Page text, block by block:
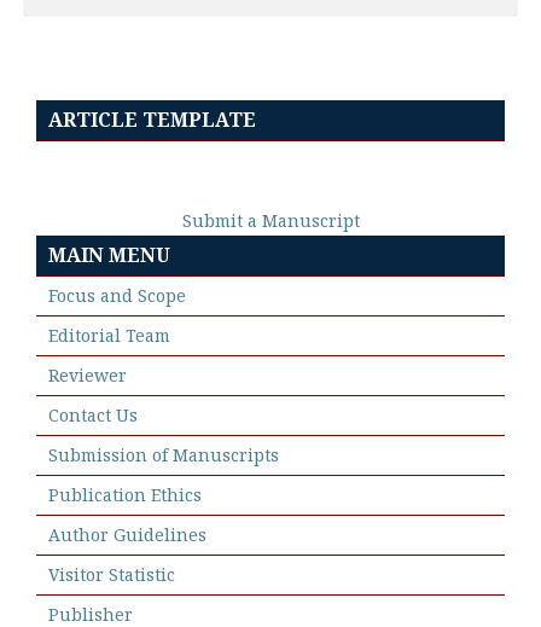
ARTICLE TEMPLATE
Submit a Manuscript
MAIN MENU
Focus and Scope
Editorial Team
Reviewer
Contact Us
Submission of Manuscripts
Publication Ethics
Author Guidelines
Visitor Statistic
Publisher